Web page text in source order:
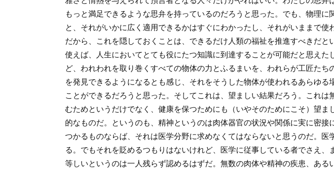
もっと満足できるような思弁を持っているのだろうと思った。でも、物理
と、それがいかに広く適用できるかはすぐにわかったし、それがいままで
だから、これを隠しておくことは、できるだけ人類の福祉を推進すべきだ
使えば、人生においてとても役にたつ知識に到達することが可能だと思え
ど、われわれを取り巻くすべての物体の力とふるまいを、われらが工匠た
を発見できるようになるとも感じ、それをそうした物体が使われるあらゆ
ことができるだろうと思った。そしてこれは、望ましい結果だろう。これ
むためというだけでなく、健康を保つためにも（いやそのためにこそ）望
的なものだ。というのも、精神というのは肉体器官の状況や関係に実に密
つかるものならば、それは医学分野に求めなくてはならないと思うのだ。
る。でもそれを貶めるつもりはないけれど、医学に従事している者でさえ
等しいというのは一人残らず認めるはずだ。無数の肉体や精神の疾患、あ